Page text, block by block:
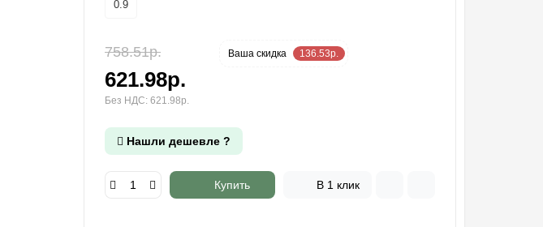
0.9
758.51р. Ваша cкидка 136.53р.
621.98р.
Без НДС: 621.98р.
Нашли дешевле ?
Купить В 1 клик